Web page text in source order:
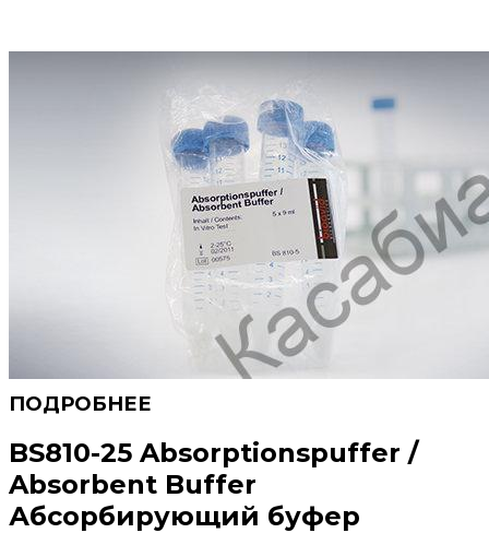
BS810-25 Absorptionspuffer /
Absorbent Buffer
Абсорбирующий буфер